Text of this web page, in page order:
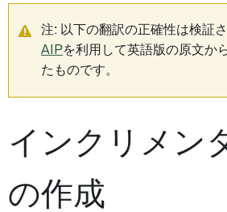
注: 以下の翻訳の正確性は検証
AIPを利用して英語版の原文か
たものです。
インクリメン
の作成